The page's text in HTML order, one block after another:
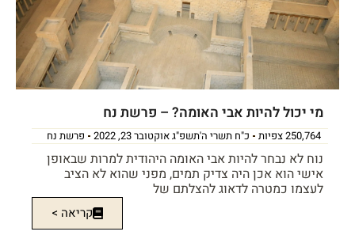
מי יכול להיות אבי האומה? – פרשת נח
250,764 צפיות כ"ח תשרי ה'תשפ"ג אוקטובר 23, 2022 פרשת נח
נוח לא נבחר להיות אבי האומה היהודית למרות שבאופן
אישי הוא אכן היה צדיק תמים, מפני שהוא לא הציב
לעצמו כמטרה לדאוג להצלתם של
קריאה >